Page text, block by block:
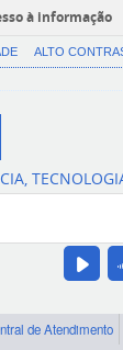
à informação
ALTO
de Atendimento